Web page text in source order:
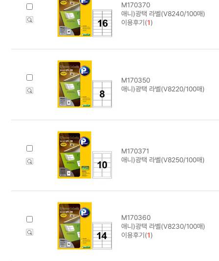
M170370
애니)광택 라벨(V8240/100매)
이용후기(1)
M170350
애니)광택 라벨(V8220/100매)
M170371
애니)광택 라벨(V8250/100매)
M170360
애니)광택 라벨(V8230/100매)
이용후기(1)